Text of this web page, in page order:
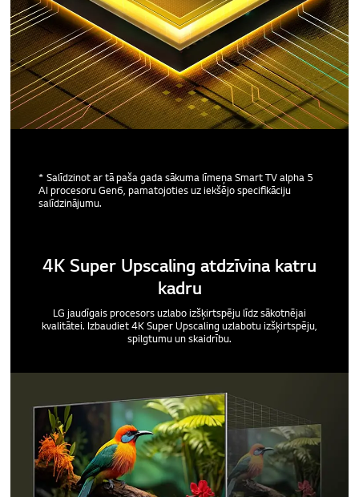
* Salīdzinot ar tā paša gada sākuma līmeņa Smart TV alpha 5
AI procesoru Gen6, pamatojoties uz iekšējo specifikāciju
salīdzinājumu.
4K Super Upscaling atdzīvina katru
kadru
LG jaudīgais procesors uzlabo izšķirtspēju līdz sākotnējai
kvalitātei. Izbaudiet 4K Super Upscaling uzlabotu izšķirtspēju,
spilgtumu un skaidrību.